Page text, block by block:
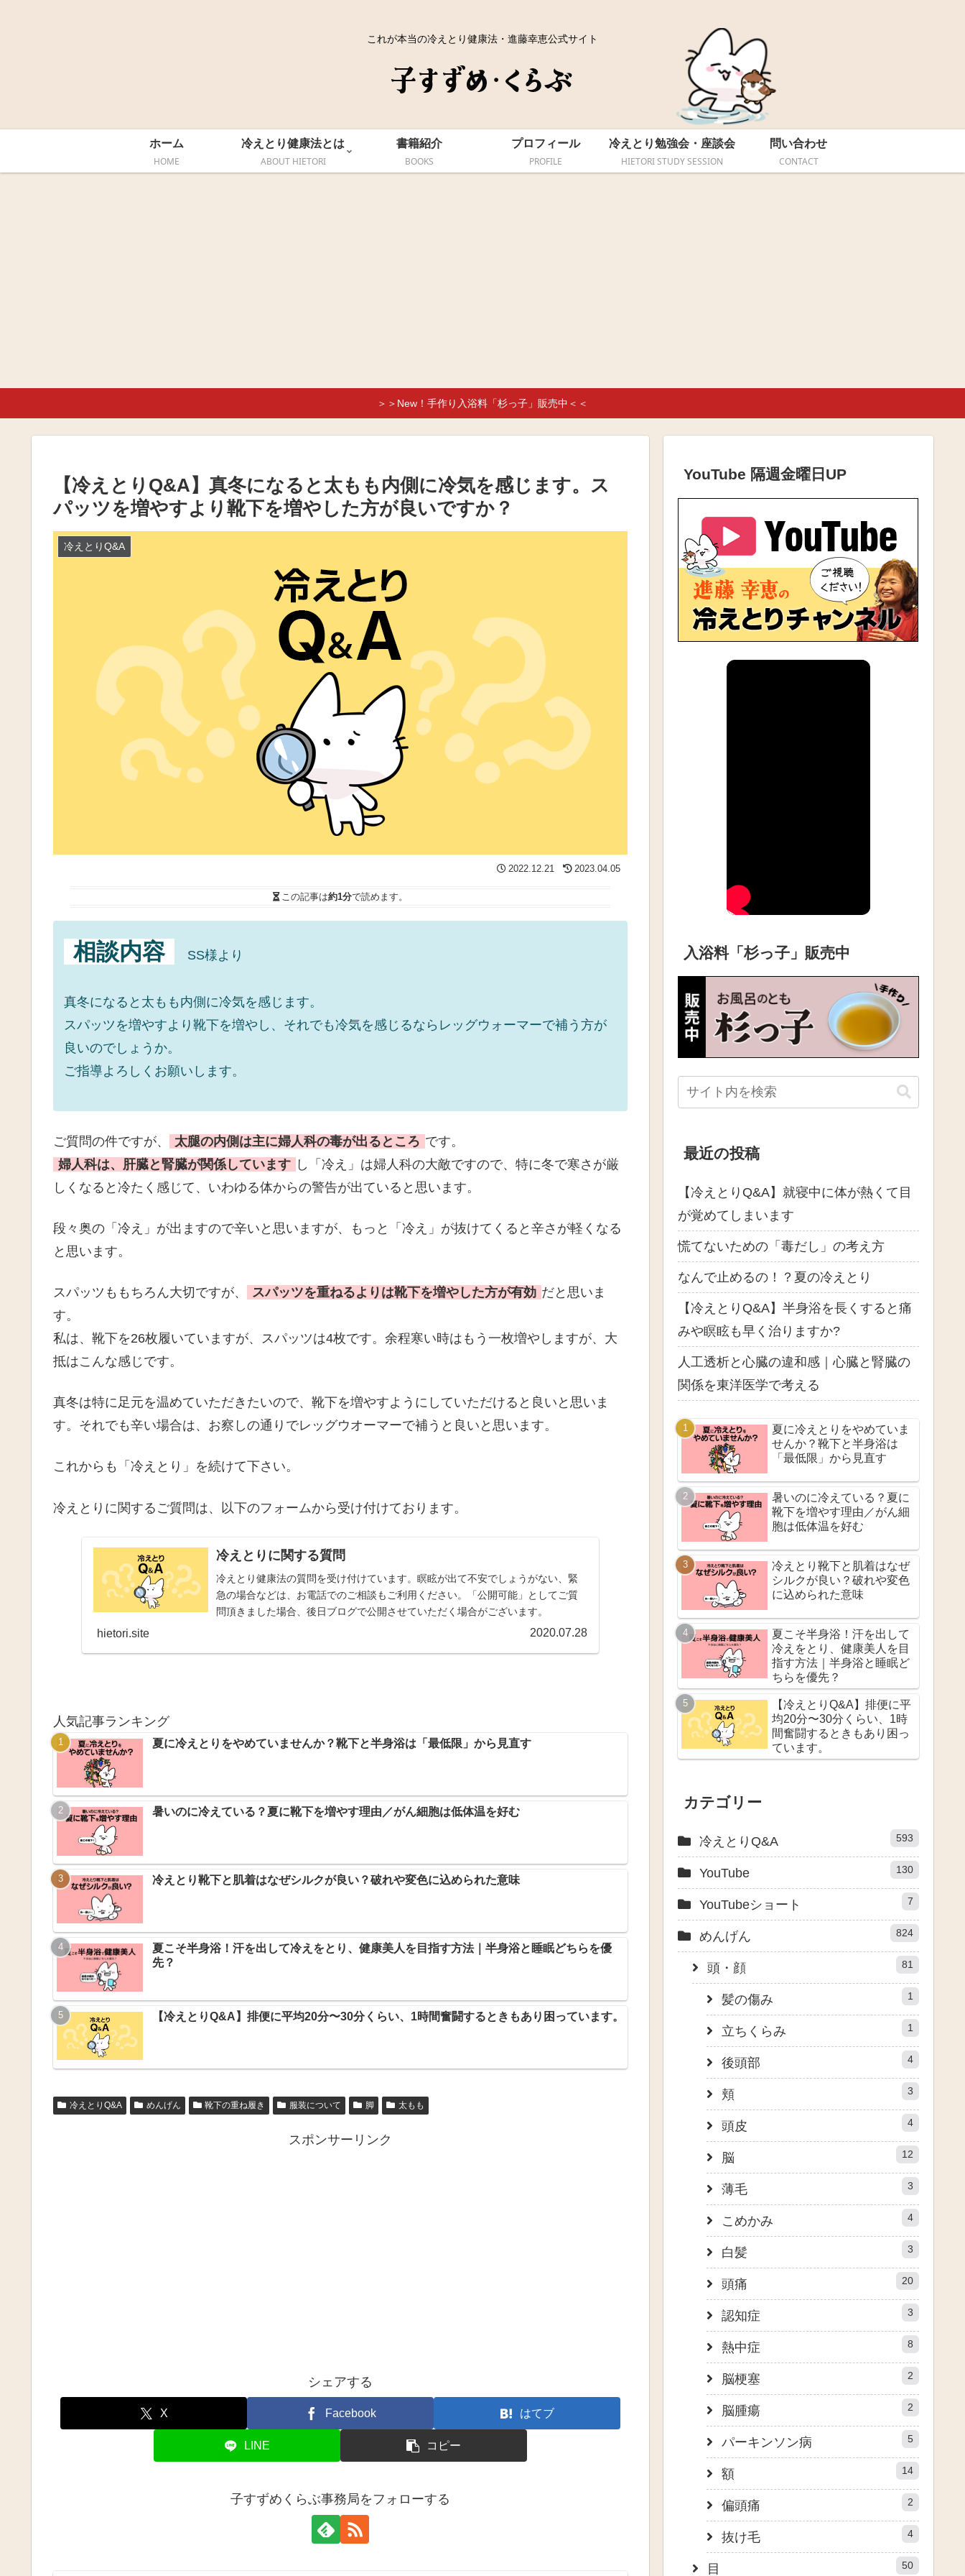
これが本当の冷えとり健康法・進藤幸恵公式サイト
ホーム
HOME
冷えとり健康法とは
ABOUT HIETORI
書籍紹介
BOOKS
プロフィール
PROFILE
冷えとり勉強会・座談会
HIETORI STUDY SESSION
問い合わせ
CONTACT
＞＞New！手作り入浴料「杉っ子」販売中＜＜
【冷えとりQ&A】真冬になると太もも内側に冷気を感じます。ス
パッツを増やすより靴下を増やした方が良いですか？
冷えとりQ&A
2022.12.21 2023.04.05
この記事は約1分で読めます。
相談内容 SS様より
真冬になると太もも内側に冷気を感じます。
スパッツを増やすより靴下を増やし、それでも冷気を感じるならレッグウォーマーで補う方が
良いのでしょうか。
ご指導よろしくお願いします。
ご質問の件ですが、 太腿の内側は主に婦人科の毒が出るところ です。
婦人科は、肝臓と腎臓が関係しています し「冷え」は婦人科の大敵ですので、特に冬で寒さが厳
しくなると冷たく感じて、いわゆる体からの警告が出ていると思います。
段々奥の「冷え」が出ますので辛いと思いますが、もっと「冷え」が抜けてくると辛さが軽くなる
と思います。
スパッツももちろん大切ですが、 スパッツを重ねるよりは靴下を増やした方が有効 だと思いま
す。
私は、靴下を26枚履いていますが、スパッツは4枚です。余程寒い時はもう一枚増やしますが、大
抵はこんな感じです。
真冬は特に足元を温めていただきたいので、靴下を増やすようにしていただけると良いと思いま
す。それでも辛い場合は、お察しの通りでレッグウオーマーで補うと良いと思います。
これからも「冷えとり」を続けて下さい。
冷えとりに関するご質問は、以下のフォームから受け付けております。
冷えとりに関する質問
冷えとり健康法の質問を受け付けています。瞑眩が出て不安でしょうがない、緊
急の場合などは、お電話でのご相談もご利用ください。「公開可能」としてご質
問頂きました場合、後日ブログで公開させていただく場合がございます。
hietori.site 2020.07.28
人気記事ランキング
夏に冷えとりをやめていませんか？靴下と半身浴は「最低限」から見直す
暑いのに冷えている？夏に靴下を増やす理由／がん細胞は低体温を好む
冷えとり靴下と肌着はなぜシルクが良い？破れや変色に込められた意味
夏こそ半身浴！汗を出して冷えをとり、健康美人を目指す方法｜半身浴と睡眠どちらを優
先？
【冷えとりQ&A】排便に平均20分〜30分くらい、1時間奮闘するときもあり困っています。
冷えとりQ&A めんげん 靴下の重ね履き 服装について 脚 太もも
スポンサーリンク
シェアする
X Facebook はてブ
LINE コピー
子すずめくらぶ事務局をフォローする
YouTube 隔週金曜日UP
入浴料「杉っ子」販売中
最近の投稿
【冷えとりQ&A】就寝中に体が熱くて目
が覚めてしまいます
慌てないための「毒だし」の考え方
なんで止めるの！？夏の冷えとり
【冷えとりQ&A】半身浴を長くすると痛
みや瞑眩も早く治りますか?
人工透析と心臓の違和感｜心臓と腎臓の
関係を東洋医学で考える
夏に冷えとりをやめていま
せんか？靴下と半身浴は
「最低限」から見直す
暑いのに冷えている？夏に
靴下を増やす理由／がん細
胞は低体温を好む
冷えとり靴下と肌着はなぜ
シルクが良い？破れや変色
に込められた意味
夏こそ半身浴！汗を出して
冷えをとり、健康美人を目
指す方法｜半身浴と睡眠ど
ちらを優先？
【冷えとりQ&A】排便に平
均20分〜30分くらい、1時
間奮闘するときもあり困っ
ています。
カテゴリー
冷えとりQ&A 593
YouTube 130
YouTubeショート 7
めんげん 824
頭・顔 81
髪の傷み 1
立ちくらみ 1
後頭部 4
頬 3
頭皮 4
脳 12
薄毛 3
こめかみ 4
白髪 3
頭痛 20
認知症 3
熱中症 8
脳梗塞 2
脳腫瘍 2
パーキンソン病 5
額 14
偏頭痛 2
抜け毛 4
目 50